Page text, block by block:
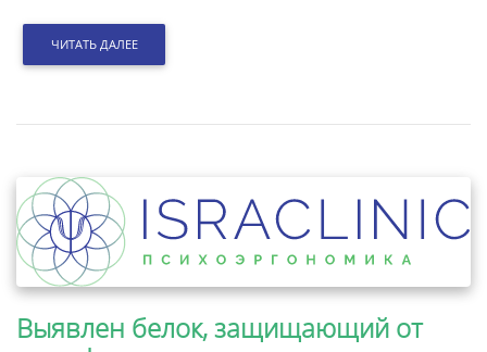
ЧИТАТЬ ДАЛЕЕ
Выявлен белок, защищающий от